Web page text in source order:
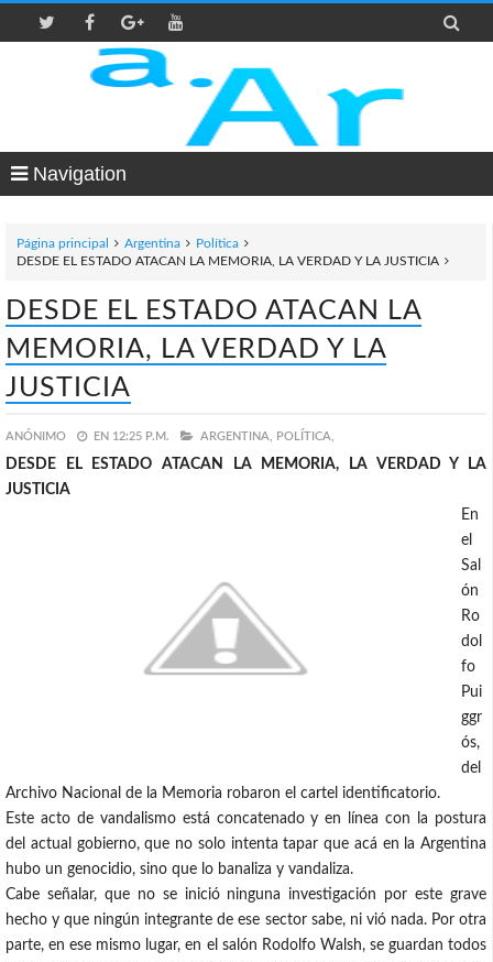

Navigation
Página principal Argentina
Política
DESDE EL ESTADO ATACAN LA MEMORIA, LA VERDAD Y LA JUSTICIA
DESDE EL ESTADO ATACAN LA
MEMORIA, LA VERDAD Y LA
JUSTICIA
ANÓNIMO EN 12:25 P.M. ARGENTINA, POLÍTICA,
DESDE EL ESTADO ATACAN LA MEMORIA, LA VERDAD Y LA
JUSTICIA
En
el
Sal
ón
Ro
dol
fo
Pui
ggr
ós,
del
Archivo Nacional de la Memoria robaron el cartel identificatorio.
Este acto de vandalismo está concatenado y en línea con la postura
del actual gobierno, que no solo intenta tapar que acá en la Argentina
hubo un genocidio, sino que lo banaliza y vandaliza.
Cabe señalar, que no se inició ninguna investigación por este grave
hecho y que ningún integrante de ese sector sabe, ni vió nada. Por otra
parte, en ese mismo lugar, en el salón Rodolfo Walsh, se guardan todos